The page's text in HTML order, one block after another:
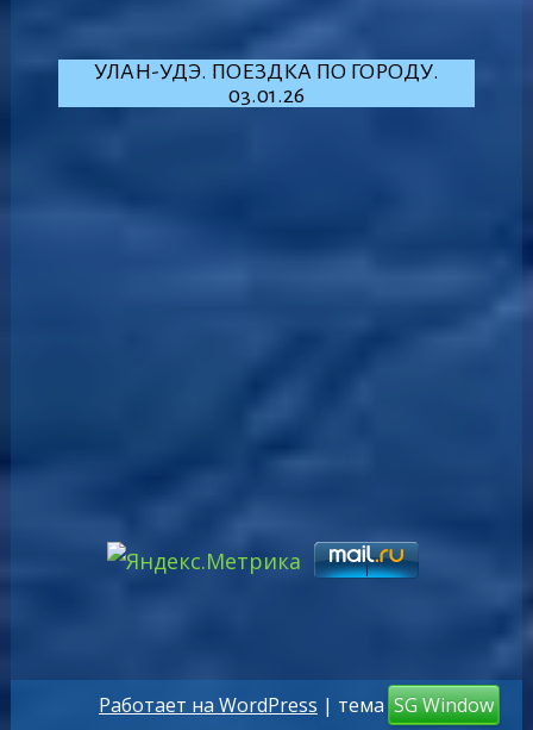
УЛАН-УДЭ. ПОЕЗДКА ПО ГОРОДУ.
03.01.26
Работает на WordPress | темаSG Window